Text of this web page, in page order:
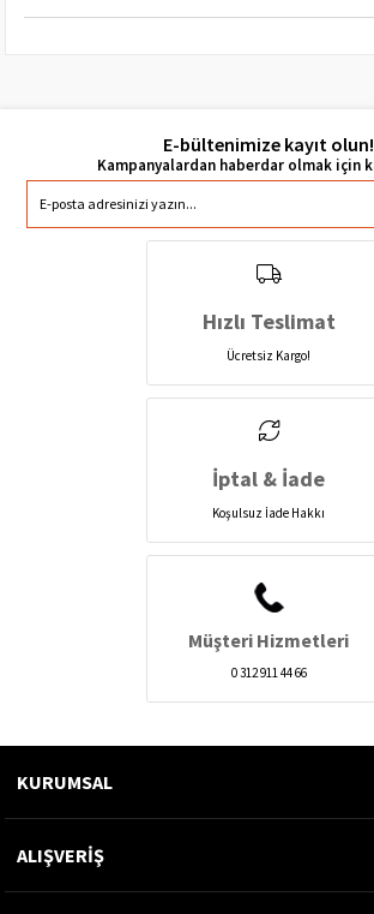
E-bültenimize kayıt olun!
Hızlı Teslimat
Ücretsiz Kargo!
İptal & İade
Koşulsuz İade Hakkı
Müşteri Hizmetleri
0 312 911 44 66
KURUMSAL
ALIŞVERİŞ